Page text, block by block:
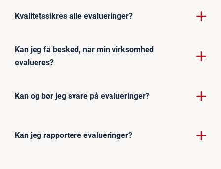
Kvalitetssikres alle evalueringer?
Kan jeg få besked, når min virksomhed
evalueres?
Kan og bør jeg svare på evalueringer?
Kan jeg rapportere evalueringer?